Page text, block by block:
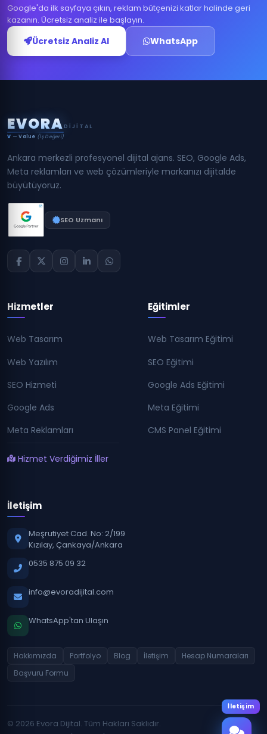
Google'da ilk sayfaya çıkın, reklam bütçenizi katlar halinde geri
kazanın. Ücretsiz analiz ile başlayın.
Ücretsiz Analiz Al WhatsApp
EVORA DIJITAL
V — Value (İş Değeri)
Ankara merkezli profesyonel dijital ajans. SEO, Google Ads,
Meta reklamları ve web çözümleriyle markanızı dijitalde
büyütüyoruz.
SEO Uzmanı
Hizmetler
Web Tasarım
Web Yazılım
SEO Hizmeti
Google Ads
Meta Reklamları
Hizmet Verdiğimiz İller
Eğitimler
Web Tasarım Eğitimi
SEO Eğitimi
Google Ads Eğitimi
Meta Eğitimi
CMS Panel Eğitimi
İletişim
Meşrutiyet Cad. No: 2/199
Kızılay, Çankaya/Ankara
0535 875 09 32
info@evoradijital.com
WhatsApp'tan Ulaşın
Hakkımızda Portfolyo Blog İletişim
Hesap Numaraları
Başvuru Formu
© 2026 Evora Dijital. Tüm Hakları Saklıdır.
İletişim